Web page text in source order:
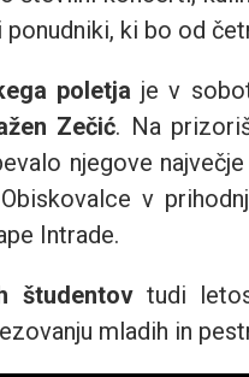
ki bo od
poletja je v
Zečić. Na
njegove
v
Intrade.
študentovtudi letos
mladih in